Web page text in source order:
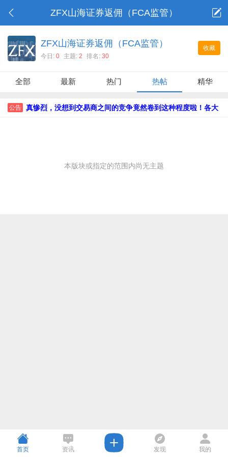
ZFX山海证券返佣（FCA监管）
收藏
ZFX山海证券返佣（FCA监管）
今日:0 主题:2 排名:30
全部 最新 热门 热帖 精华
公告 真惨烈，没想到交易商之间的竞争竟然卷到这种程度啦！各大
本版块或指定的范围内尚无主题
首页 资讯 发现 我的